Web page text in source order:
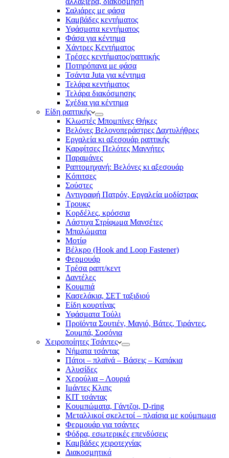
Σαλιάρες με φάσα
Καμβάδες κεντήματος
Υφάσματα κεντήματος
Φάσα για κέντημα
Χάντρες Κεντήματος
Τρέσες κεντήματος/ραπτικής
Ποτηρόπανα με φάσα
Τσάντα Juta για κέντημα
Τελάρα κεντήματος
Τελάρα διακόσμησης
Σχέδια για κέντημα
Είδη ραπτικής
Κλωστές Μπομπίνες Θήκες
Βελόνες Βελονοπεράστρες Δαχτυλήθρες
Εργαλεία κι αξεσουάρ ραπτικής
Καρφίτσες Πελότες Μαγνήτες
Παραμάνες
Ραπτομηχανή: Βελόνες κι αξεσουάρ
Κόπιτσες
Σούστες
Αντιγραφή Πατρόν, Εργαλεία μοδίστρας
Τρουκς
Κορδέλες, κρόσσια
Λάστιχα Στρίφωμα Μανσέτες
Μπαλώματα
Mοτίφ
Βέλκρο (Hook and Loop Fastener)
Φερμουάρ
Τρέσα ραπτ/κεντ
Δαντέλες
Κουμπιά
Κασελάκια, ΣΕΤ ταξιδιού
Είδη κουρτίνας
Υφάσματα Τούλι
Προϊόντα Σουτιέν, Μαγιό, Βάτες, Τιράντες,
Σουμπά, Σοσόνια
Χειροποίητες Τσάντες
Νήματα τσάντας
Πάτοι – πλαϊνά – Βάσεις – Καπάκια
Αλυσίδες
Χερούλια – Λουριά
Ιμάντες Κλιπς
ΚΙΤ τσάντας
Κουμπώματα, Γάντζοι, D-ring
Μεταλλικοί σκελετοί – πλαίσια με κούμπωμα
Φερμουάρ για τσάντες
Φόδρα, εσωτερικές επενδύσεις
Καμβάδες χειροτεχνίας
Διακοσμητικά